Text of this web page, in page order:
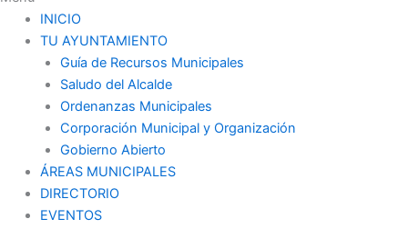
INICIO
TU AYUNTAMIENTO
Guía de Recursos Municipales
Saludo del Alcalde
Ordenanzas Municipales
Corporación Municipal y Organización
Gobierno Abierto
ÁREAS MUNICIPALES
DIRECTORIO
EVENTOS